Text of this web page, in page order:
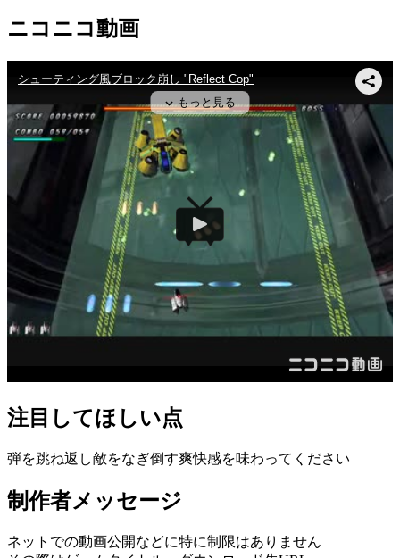
ニコニコ動画
注目してほしい点
弾を跳ね返し敵をなぎ倒す爽快感を味わってください
制作者メッセージ
ネットでの動画公開などに特に制限はありません